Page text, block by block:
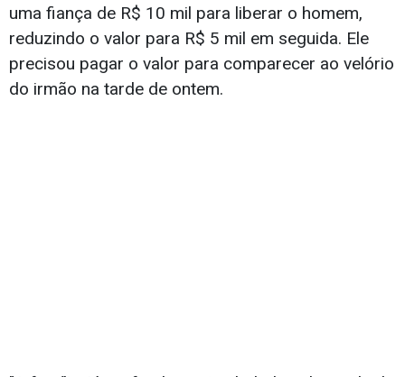
uma fiança de R$ 10 mil para liberar o homem,
reduzindo o valor para R$ 5 mil em seguida. Ele
precisou pagar o valor para comparecer ao velório
do irmão na tarde de ontem.